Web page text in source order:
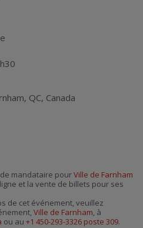
, QC, Canada
mandataire pourVille de Farnham
et la vente de billets pour ses
de cet événement, veuillez
Ville de Farnham, à
ou au +1 450-293-3326 poste 309.